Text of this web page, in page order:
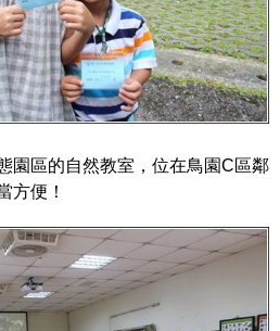
園區的自然教室，位在鳥園C區鄰
方便！